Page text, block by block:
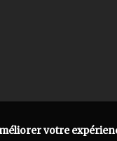
votre